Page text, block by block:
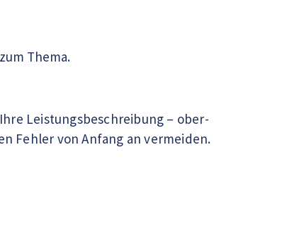
Thema.
Leistungsbeschreibung – ober-
Fehler von Anfang an vermeiden.